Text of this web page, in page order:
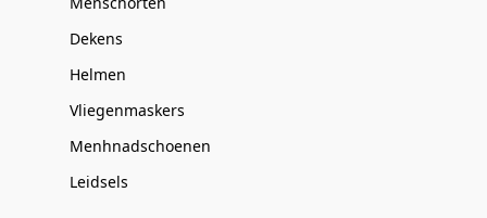
Dekens
Helmen
Vliegenmaskers
Menhnadschoenen
Leidsels